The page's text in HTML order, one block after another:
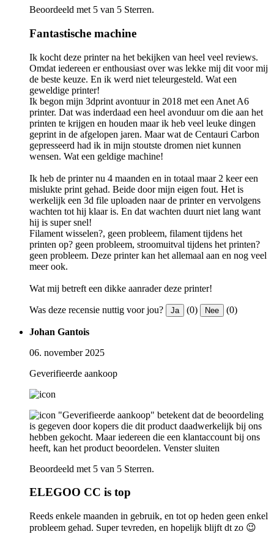
Beoordeeld met 5 van 5 Sterren.
Fantastische machine
Ik kocht deze printer na het bekijken van heel veel reviews.
Omdat iedereen er enthousiast over was lekke mij dit voor mij
de beste keuze. En ik werd niet teleurgesteld. Wat een
geweldige printer!
Ik begon mijn 3dprint avontuur in 2018 met een Anet A6
printer. Dat was inderdaad een heel avonduur om die aan het
printen te krijgen en houden maar ik heb veel leuke dingen
geprint in de afgelopen jaren. Maar wat de Centauri Carbon
gepresseerd had ik in mijn stoutste dromen niet kunnen
wensen. Wat een geldige machine!
Ik heb de printer nu 4 maanden en in totaal maar 2 keer een
mislukte print gehad. Beide door mijn eigen fout. Het is
werkelijk een 3d file uploaden naar de printer en vervolgens
wachten tot hij klaar is. En dat wachten duurt niet lang want
hij is super snel!
Filament wisselen?, geen probleem, filament tijdens het
printen op? geen probleem, stroomuitval tijdens het printen?
geen probleem. Deze printer kan het allemaal aan en nog veel
meer ook.
Wat mij betreft een dikke aanrader deze printer!
Was deze recensie nuttig voor jou? Ja (0) Nee (0)
Johan Gantois
06. november 2025
Geverifieerde aankoop
"Geverifieerde aankoop" betekent dat de beoordeling
is gegeven door kopers die dit product daadwerkelijk bij ons
hebben gekocht. Maar iedereen die een klantaccount bij ons
heeft, kan het product beoordelen. Venster sluiten
Beoordeeld met 5 van 5 Sterren.
ELEGOO CC is top
Reeds enkele maanden in gebruik, en tot op heden geen enkel
probleem gehad. Super tevreden, en hopelijk blijft dt zo 😉